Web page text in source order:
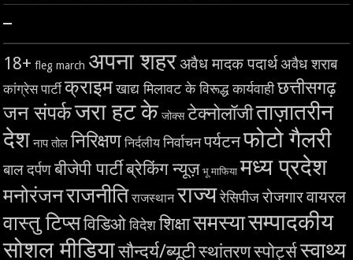
–
18+ fleg march अपना शहरअवैध मादक पदार्थअवैध शराब
कांग्रेस पार्टी क्राइमखाद्य मिलावट के विरूद्ध कार्यवाहीछत्तीसगढ़
जन संपर्कजरा हट के जोक्स टेक्नोलॉजीताज़ातरीन
देश नाप तोल निरिक्षण निर्दलीय निर्वाचनपर्यटनफोटो गैलरी
बाल दर्पणबीजेपी पार्टीब्रेकिंग न्यूज़ भू माफिया मध्य प्रदेश
मनोरंजनराजनीति राजस्थान राज्यरेसिपीज रोजगारवायरल
वास्तु टिप्सविडिओ विदेश शिक्षासमस्यासम्पादकीय
सोशल मीडियासौन्दर्य/ब्यूटीस्थांतरणस्पोर्ट्सस्वाथ्य